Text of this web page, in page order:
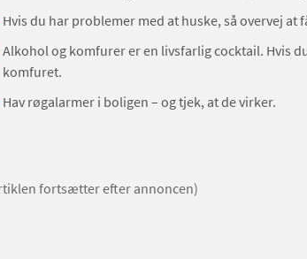
Hvis du har problemer med at huske, så overvej at
Alkohol og komfurer er en livsfarlig cocktail. Hvis
komfuret.
Hav røgalarmer i boligen – og tjek, at de virker.
fortsætter efter annoncen)